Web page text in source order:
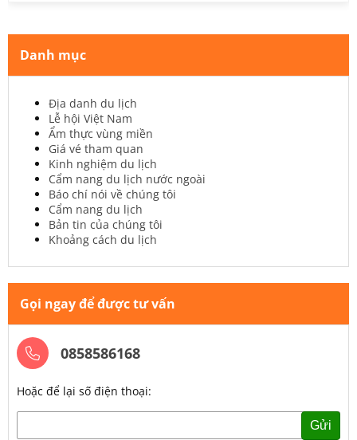
Danh mục
Địa danh du lịch
Lễ hội Việt Nam
Ẩm thực vùng miền
Giá vé tham quan
Kinh nghiệm du lịch
Cẩm nang du lịch nước ngoài
Báo chí nói về chúng tôi
Cẩm nang du lịch
Bản tin của chúng tôi
Khoảng cách du lịch
Gọi ngay để được tư vấn
0858586168
Hoặc để lại số điện thoại:
Gửi